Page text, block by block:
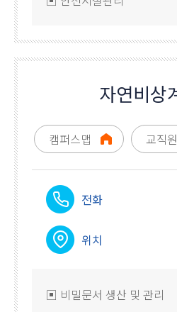
자연비상
캠퍼스맵 교직
전화
위치
▣ 비밀문서 생산 및 관리